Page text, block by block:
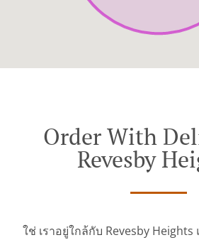
Order With
Revesby
ใช่ เราอยู่ใกล้กับ Revesby